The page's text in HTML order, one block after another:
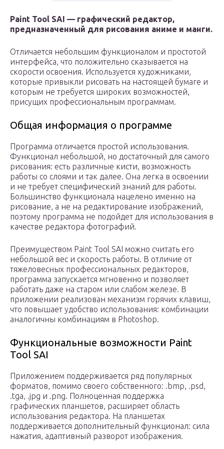
Paint Tool SAI — графический редактор,
предназначенный для рисования аниме и манги.
Отличается небольшим функционалом и простотой
интерфейса, что положительно сказывается на
скорости освоения. Используется художниками,
которые привыкли рисовать на настоящей бумаге и
которым не требуется широких возможностей,
присущих профессиональным программам.
Общая информация о программе
Программа отличается простой использования.
Функционал небольшой, но достаточный для самого
рисования: есть различные кисти, возможность
работы со слоями и так далее. Она легка в освоении
и не требует специфический знаний для работы.
Большинство функционала нацелено именно на
рисование, а не на редактирование изображений,
поэтому программа не подойдет для использования в
качестве редактора фотографий.
Преимуществом Paint Tool SAI можно считать его
небольшой вес и скорость работы. В отличие от
тяжеловесных профессиональных редакторов,
программа запускается мгновенно и позволяет
работать даже на старом или слабом железе. В
приложении реализован механизм горячих клавиш,
что повышает удобство использования: комбинации
аналогичны комбинациям в Photoshop.
Функциональные возможности Paint
Tool SAI
Приложением поддерживается ряд популярных
форматов, помимо своего собственного: .bmp, .psd,
.tga, .jpg и .png. Полноценная поддержка
графических планшетов, расширяет область
использования редактора. На планшетах
поддерживается дополнительный функционал: сила
нажатия, адаптивный разворот изображения.